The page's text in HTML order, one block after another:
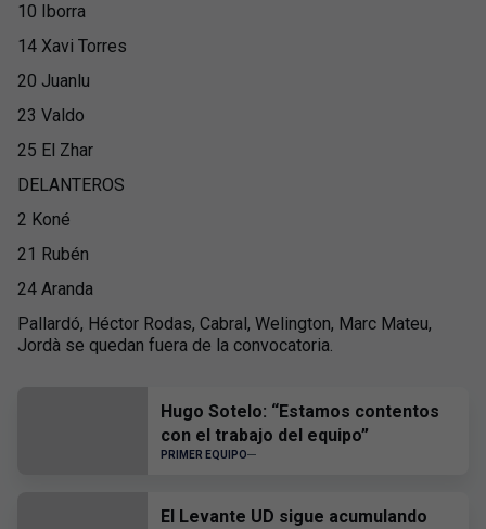
10 Iborra
14 Xavi Torres
20 Juanlu
23 Valdo
25 El Zhar
DELANTEROS
2 Koné
21 Rubén
24 Aranda
Pallardó, Héctor Rodas, Cabral, Welington, Marc Mateu,
Jordà se quedan fuera de la convocatoria.
Hugo Sotelo: “Estamos contentos
con el trabajo del equipo”
PRIMER EQUIPO
El Levante UD sigue acumulando